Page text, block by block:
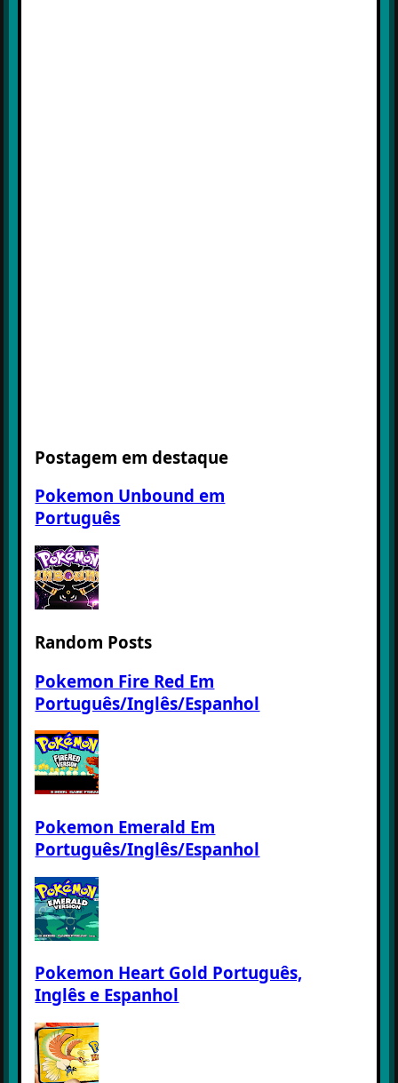
Postagem em destaque
Pokemon Unbound em
Português
Random Posts
Pokemon Fire Red Em
Português/Inglês/Espanhol
Pokemon Emerald Em
Português/Inglês/Espanhol
Pokemon Heart Gold Português,
Inglês e Espanhol